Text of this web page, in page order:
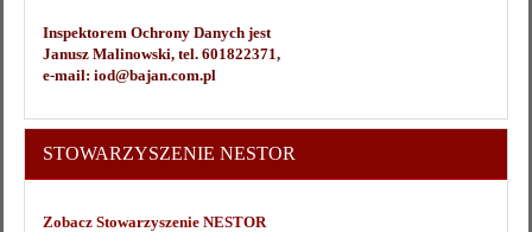
Inspektorem Ochrony Danych jest
Janusz Malinowski, tel. 601822371,
e-mail: iod@bajan.com.pl
STOWARZYSZENIE NESTOR
Zobacz Stowarzyszenie NESTOR